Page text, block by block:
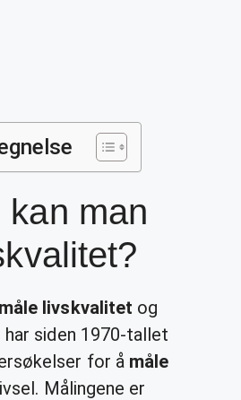
kan man
måle livskvalitet og
siden 1970-tallet
for å måle
Målingene er